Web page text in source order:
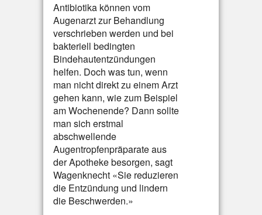
Antibiotika können vom
Augenarzt zur Behandlung
verschrieben werden und bei
bakteriell bedingten
Bindehautentzündungen
helfen. Doch was tun, wenn
man nicht direkt zu einem Arzt
gehen kann, wie zum Beispiel
am Wochenende? Dann sollte
man sich erstmal
abschwellende
Augentropfenpräparate aus
der Apotheke besorgen, sagt
Wagenknecht «Sie reduzieren
die Entzündung und lindern
die Beschwerden.»